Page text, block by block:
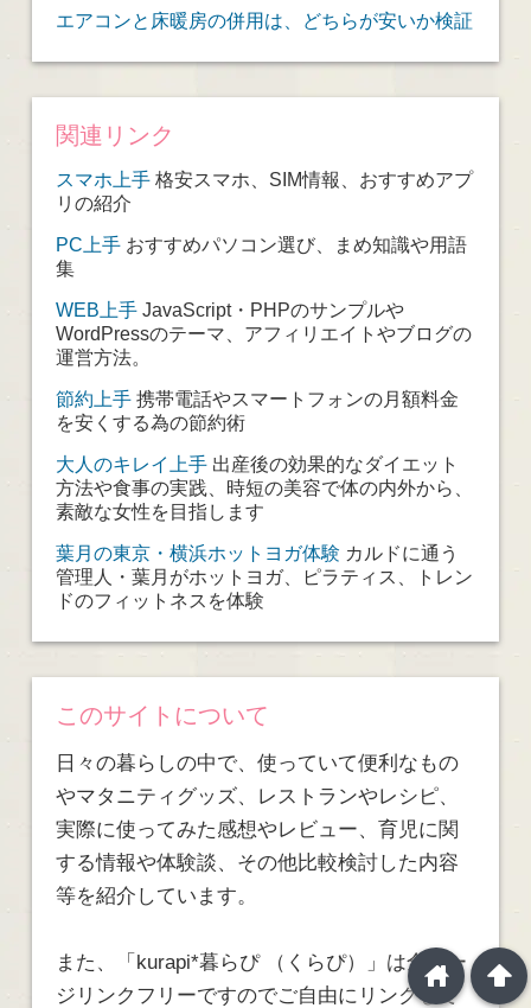
エアコンと床暖房の併用は、どちらが安いか検証
関連リンク
スマホ上手格安スマホ、SIM情報、おすすめアプ
リの紹介
PC上手おすすめパソコン選び、まめ知識や用語
集
WEB上手JavaScript・PHPのサンプルや
WordPressのテーマ、アフィリエイトやブログの
運営方法。
節約上手携帯電話やスマートフォンの月額料金
を安くする為の節約術
大人のキレイ上手出産後の効果的なダイエット
方法や食事の実践、時短の美容で体の内外から、
素敵な女性を目指します
葉月の東京・横浜ホットヨガ体験 カルドに通う
管理人・葉月がホットヨガ、ピラティス、トレン
ドのフィットネスを体験
このサイトについて
日々の暮らしの中で、使っていて便利なもの
やマタニティグッズ、レストランやレシピ、
実際に使ってみた感想やレビュー、育児に関
する情報や体験談、その他比較検討した内容
等を紹介しています。
また、「kurapi*暮らぴ （くらぴ）」は全ペー
ジリンクフリーですのでご自由にリンクして
arrowup
home